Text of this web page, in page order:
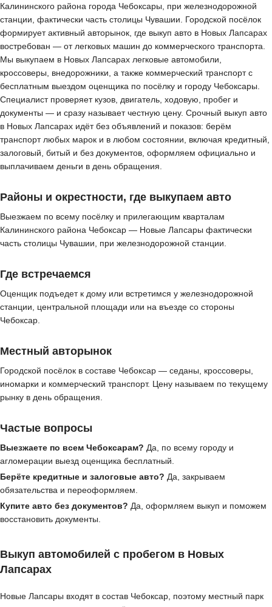
Калининского района города Чебоксары, при железнодорожной
станции, фактически часть столицы Чувашии. Городской посёлок
формирует активный авторынок, где выкуп авто в Новых Лапсарах
востребован — от легковых машин до коммерческого транспорта.
Мы выкупаем в Новых Лапсарах легковые автомобили,
кроссоверы, внедорожники, а также коммерческий транспорт с
бесплатным выездом оценщика по посёлку и городу Чебоксары.
Специалист проверяет кузов, двигатель, ходовую, пробег и
документы — и сразу называет честную цену. Срочный выкуп авто
в Новых Лапсарах идёт без объявлений и показов: берём
транспорт любых марок и в любом состоянии, включая кредитный,
залоговый, битый и без документов, оформляем официально и
выплачиваем деньги в день обращения.
Районы и окрестности, где выкупаем авто
Выезжаем по всему посёлку и прилегающим кварталам
Калининского района Чебоксар — Новые Лапсары фактически
часть столицы Чувашии, при железнодорожной станции.
Где встречаемся
Оценщик подъедет к дому или встретимся у железнодорожной
станции, центральной площади или на въезде со стороны
Чебоксар.
Местный авторынок
Городской посёлок в составе Чебоксар — седаны, кроссоверы,
иномарки и коммерческий транспорт. Цену называем по текущему
рынку в день обращения.
Частые вопросы
Выезжаете по всем Чебоксарам? Да, по всему городу и
агломерации выезд оценщика бесплатный.
Берёте кредитные и залоговые авто? Да, закрываем
обязательства и переоформляем.
Купите авто без документов? Да, оформляем выкуп и поможем
восстановить документы.
Выкуп автомобилей с пробегом в Новых
Лапсарах
Новые Лапсары входят в состав Чебоксар, поэтому местный парк